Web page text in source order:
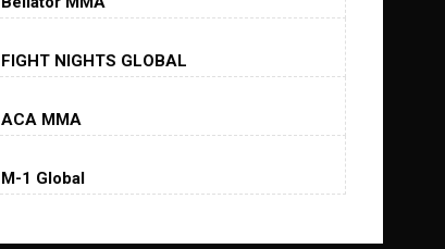
Jorge Masvidal
Колби Ковингтон
FIGHT NIGHTS GLOBAL
ACA MMA
M-1 Global